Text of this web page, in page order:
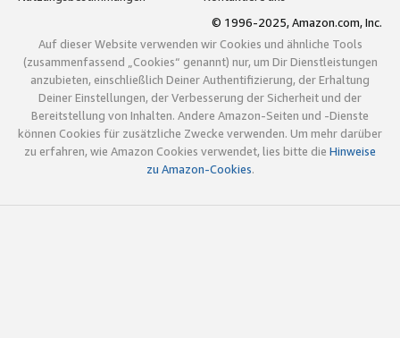
© 1996-2025, Amazon.com, Inc.
Auf dieser Website verwenden wir Cookies und ähnliche Tools
(zusammenfassend „Cookies“ genannt) nur, um Dir Dienstleistungen
anzubieten, einschließlich Deiner Authentifizierung, der Erhaltung
Deiner Einstellungen, der Verbesserung der Sicherheit und der
Bereitstellung von Inhalten. Andere Amazon-Seiten und -Dienste
können Cookies für zusätzliche Zwecke verwenden. Um mehr darüber
zu erfahren, wie Amazon Cookies verwendet, lies bitte die Hinweise
zu Amazon-Cookies.